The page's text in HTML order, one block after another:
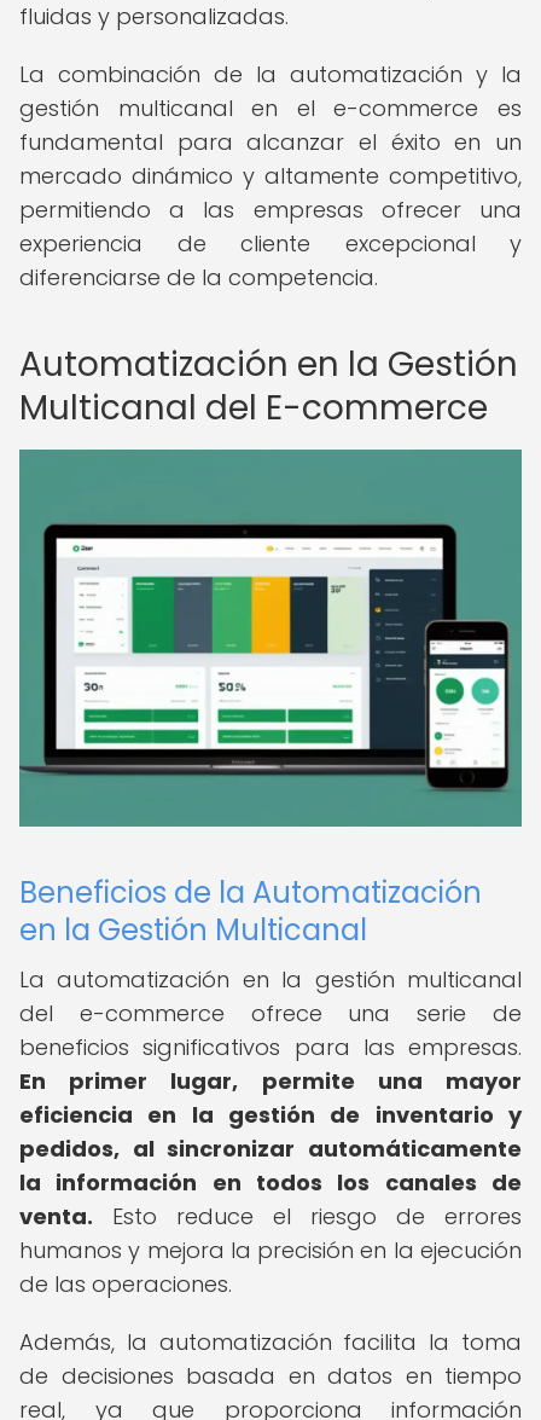
fluidas y personalizadas.
La combinación de la automatización y la
gestión multicanal en el e-commerce es
fundamental para alcanzar el éxito en un
mercado dinámico y altamente competitivo,
permitiendo a las empresas ofrecer una
experiencia de cliente excepcional y
diferenciarse de la competencia.
Automatización en la Gestión
Multicanal del E-commerce
Beneficios de la Automatización
en la Gestión Multicanal
La automatización en la gestión multicanal
del e-commerce ofrece una serie de
beneficios significativos para las empresas.
En primer lugar, permite una mayor
eficiencia en la gestión de inventario y
pedidos, al sincronizar automáticamente
la información en todos los canales de
venta. Esto reduce el riesgo de errores
humanos y mejora la precisión en la ejecución
de las operaciones.
Además, la automatización facilita la toma
de decisiones basada en datos en tiempo
real, ya que proporciona información